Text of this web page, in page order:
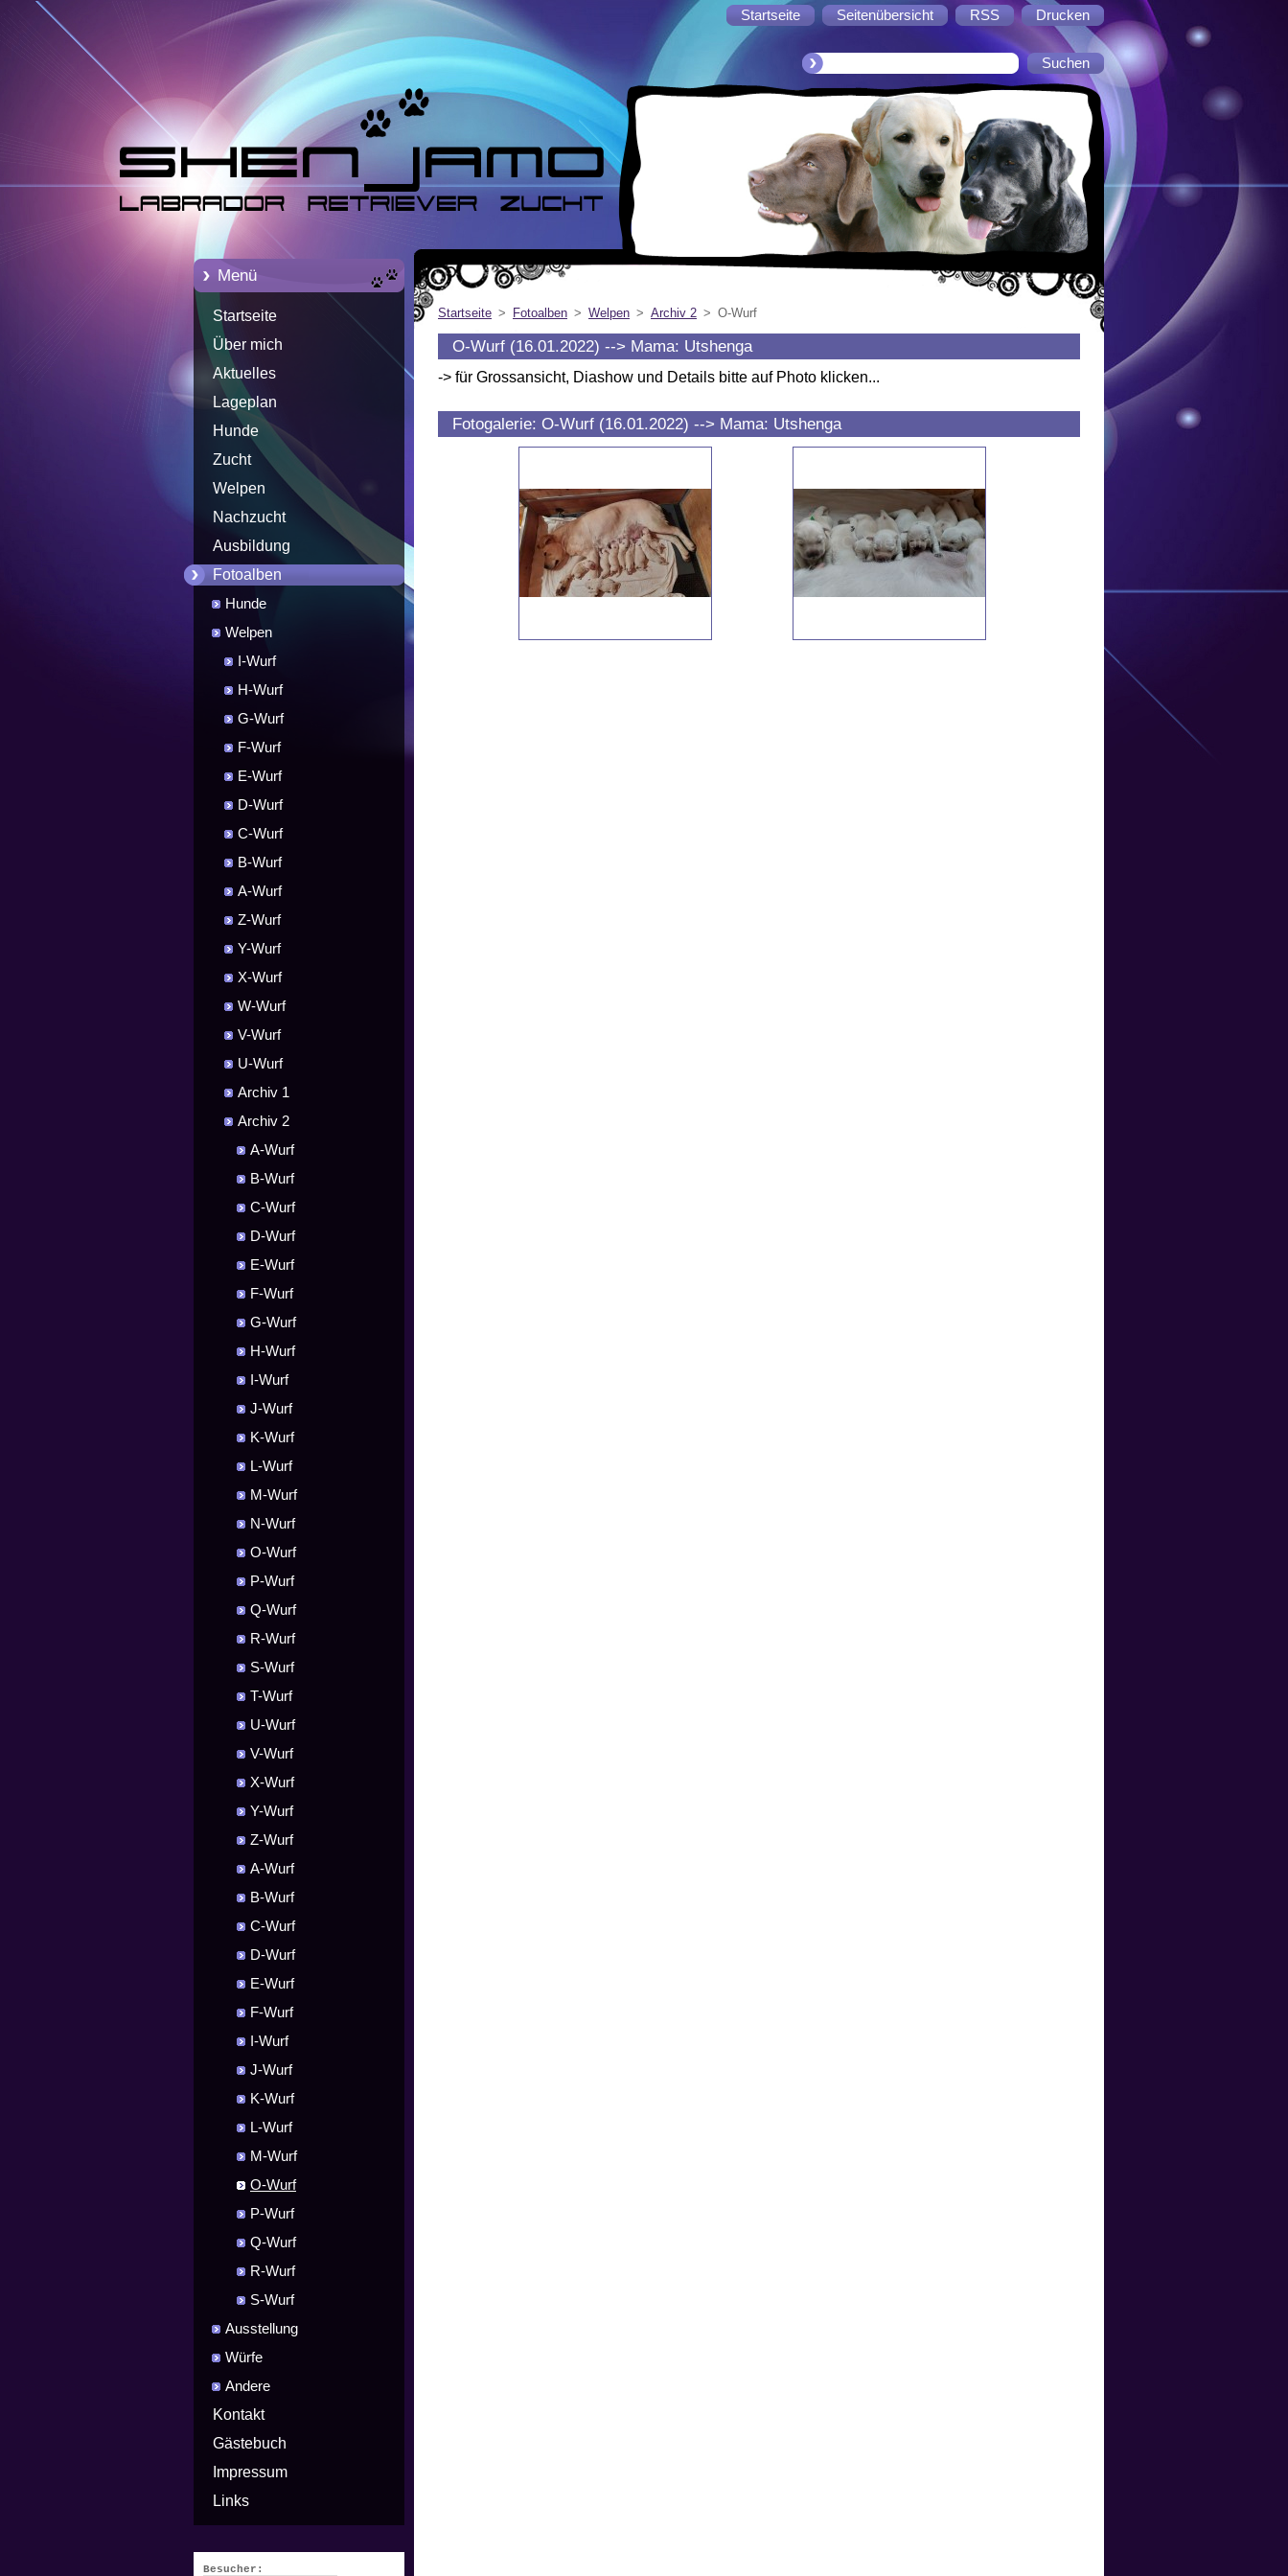
Startseite Seitenübersicht RSS Drucken
Menü
Startseite
Über mich
Aktuelles
Lageplan
Hunde
Zucht
Welpen
Nachzucht
Ausbildung
Fotoalben
Hunde
Welpen
I-Wurf
H-Wurf
G-Wurf
F-Wurf
E-Wurf
D-Wurf
C-Wurf
B-Wurf
A-Wurf
Z-Wurf
Y-Wurf
X-Wurf
W-Wurf
V-Wurf
U-Wurf
Archiv 1
Archiv 2
A-Wurf
B-Wurf
C-Wurf
D-Wurf
E-Wurf
F-Wurf
G-Wurf
H-Wurf
I-Wurf
J-Wurf
K-Wurf
L-Wurf
M-Wurf
N-Wurf
O-Wurf
P-Wurf
Q-Wurf
R-Wurf
S-Wurf
T-Wurf
U-Wurf
V-Wurf
X-Wurf
Y-Wurf
Z-Wurf
A-Wurf
B-Wurf
C-Wurf
D-Wurf
E-Wurf
F-Wurf
I-Wurf
J-Wurf
K-Wurf
L-Wurf
M-Wurf
O-Wurf
P-Wurf
Q-Wurf
R-Wurf
S-Wurf
Ausstellung
Würfe
Andere
Kontakt
Gästebuch
Impressum
Links
Besucher:
Startseite > Fotoalben > Welpen > Archiv 2 > O-Wurf
O-Wurf (16.01.2022) --> Mama: Utshenga
-> für Grossansicht, Diashow und Details bitte auf Photo klicken...
Fotogalerie: O-Wurf (16.01.2022) --> Mama: Utshenga